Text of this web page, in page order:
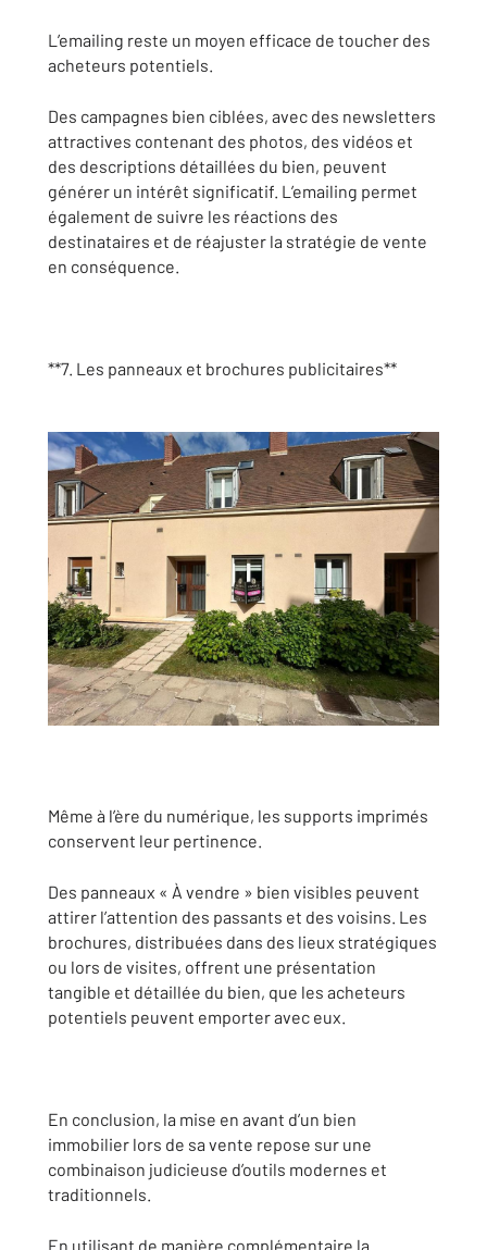
L’emailing reste un moyen efficace de toucher des
acheteurs potentiels.
Des campagnes bien ciblées, avec des newsletters
attractives contenant des photos, des vidéos et
des descriptions détaillées du bien, peuvent
générer un intérêt significatif. L’emailing permet
également de suivre les réactions des
destinataires et de réajuster la stratégie de vente
en conséquence.
**7. Les panneaux et brochures publicitaires**
Même à l’ère du numérique, les supports imprimés
conservent leur pertinence.
Des panneaux « À vendre » bien visibles peuvent
attirer l’attention des passants et des voisins. Les
brochures, distribuées dans des lieux stratégiques
ou lors de visites, offrent une présentation
tangible et détaillée du bien, que les acheteurs
potentiels peuvent emporter avec eux.
En conclusion, la mise en avant d’un bien
immobilier lors de sa vente repose sur une
combinaison judicieuse d’outils modernes et
traditionnels.
En utilisant de manière complémentaire la